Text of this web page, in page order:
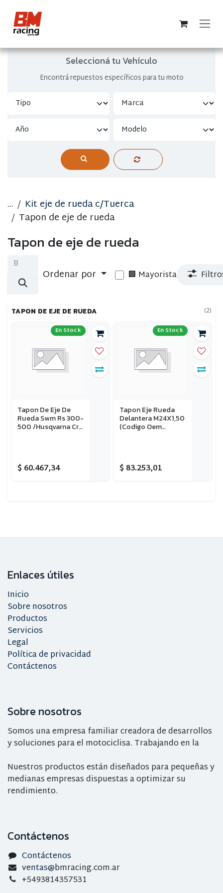
Seleccioná tu Vehículo
Encontrá repuestos específicos para tu moto
...
Kit eje de rueda c/Tuerca
Tapon de eje de rueda
Tapon de eje de rueda
Ordenar por 🏢 Mayorista
TAPON DE EJE DE RUEDA (2)
En Stock
Tapon De Eje De
Rueda Swm Rs 300-
500 /Husqvarna Cr-
$ 60.467,34
En Stock
Tapon Eje Rueda
Delantera M24X1,50
(Codigo Oem
Fe_Fc 14-15
$ 83.253,01
Enlaces útiles
Inicio
Sobre nosotros
Productos
Servicios
Legal
Política de privacidad
Contáctenos
Sobre nosotros
Somos una empresa familiar creadora de desarrollos
y soluciones para el motociclisa. Trabajando en la
Nuestros productos están diseñados para pequeñas y
medianas empresas dispuestas a optimizar su
rendimiento.
Contáctenos
Contáctenos
ventas@bmracing.com.ar
+5493814357531